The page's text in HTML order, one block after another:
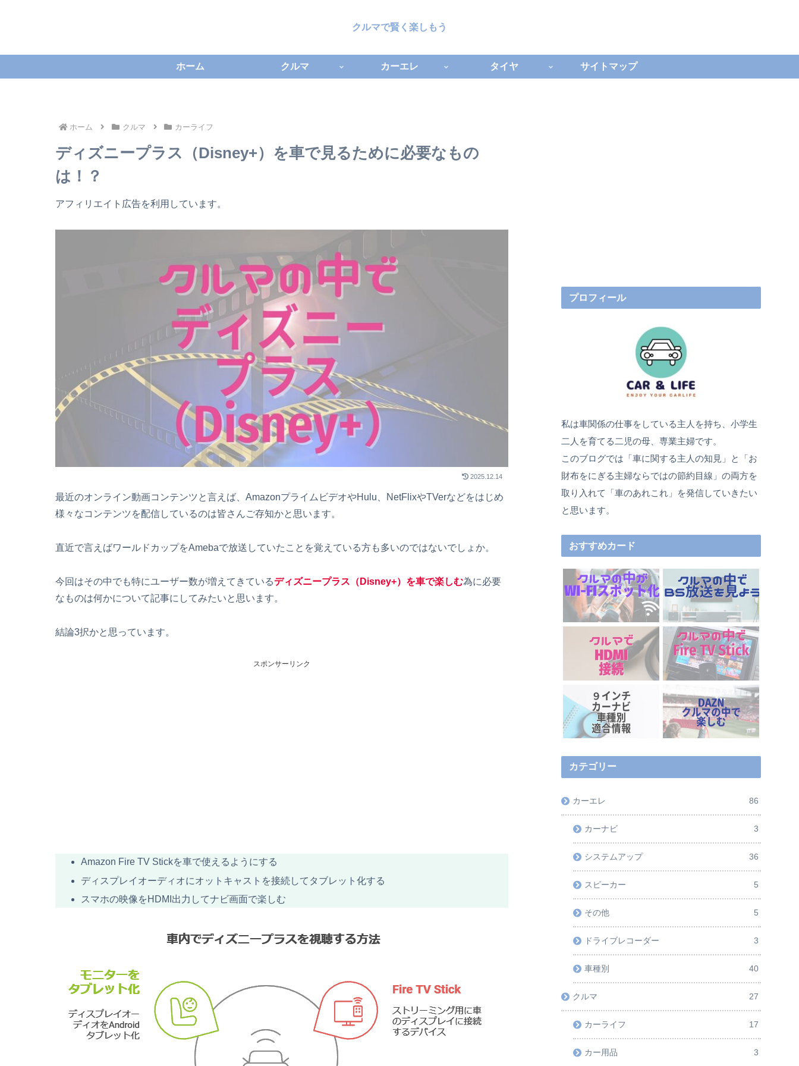
クルマで賢く楽しもう
ホーム クルマ カーエレ タイヤ サイトマップ
ホーム クルマ カーライフ
ディズニープラス（Disney+）を車で見るために必要なもの
は！？
アフィリエイト広告を利用しています。
2025.12.14
最近のオンライン動画コンテンツと言えば、AmazonプライムビデオやHulu、NetFlixやTVerなどをはじめ
様々なコンテンツを配信しているのは皆さんご存知かと思います。
直近で言えばワールドカップをAmebaで放送していたことを覚えている方も多いのではないでしょか。
今回はその中でも特にユーザー数が増えてきているディズニープラス（Disney+）を車で楽しむ為に必要
なものは何かについて記事にしてみたいと思います。
結論3択かと思っています。
スポンサーリンク
Amazon Fire TV Stickを車で使えるようにする
ディスプレイオーディオにオットキャストを接続してタブレット化する
スマホの映像をHDMI出力してナビ画面で楽しむ
プロフィール
私は車関係の仕事をしている主人を持ち、小学生
二人を育てる二児の母、専業主婦です。
このブログでは「車に関する主人の知見」と「お
財布をにぎる主婦ならではの節約目線」の両方を
取り入れて「車のあれこれ」を発信していきたい
と思います。
おすすめカード
カテゴリー
カーエレ 86
カーナビ 3
システムアップ 36
スピーカー 5
その他 5
ドライブレコーダー 3
車種別 40
クルマ 27
カーライフ 17
カー用品 3